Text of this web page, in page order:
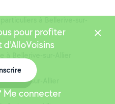
sur-Allier
pour profiter
Me connecter